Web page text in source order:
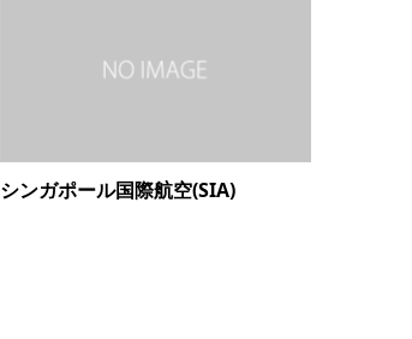
シンガポール国際航空(SIA)